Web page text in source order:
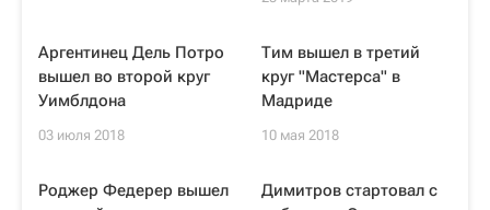
Аргентинец Дель Потро
вышел во второй круг
Уимблдона
03 июля 2018
Тим вышел в третий
круг "Мастерса" в
Мадриде
10 мая 2018
Роджер Федерер вышел
Димитров стартовал с